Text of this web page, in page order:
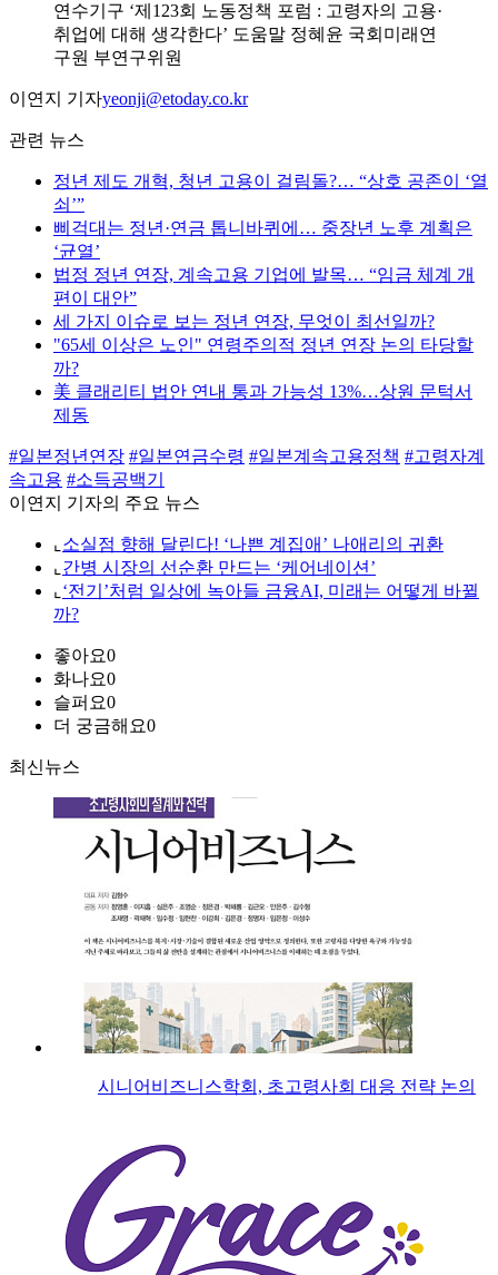
연수기구 ‘제123회 노동정책 포럼 : 고령자의 고용·
취업에 대해 생각한다’ 도움말 정혜윤 국회미래연
구원 부연구위원
이연지 기자yeonji@etoday.co.kr
관련 뉴스
정년 제도 개혁, 청년 고용이 걸림돌?… “상호 공존이 ‘열
쇠’”
삐걱대는 정년·연금 톱니바퀴에… 중장년 노후 계획은
‘균열’
법정 정년 연장, 계속고용 기업에 발목… “임금 체계 개
편이 대안”
세 가지 이슈로 보는 정년 연장, 무엇이 최선일까?
"65세 이상은 노인" 연령주의적 정년 연장 논의 타당할
까?
美 클래리티 법안 연내 통과 가능성 13%…상원 문턱서
제동
#일본정년연장 #일본연금수령 #일본계속고용정책 #고령자계
속고용 #소득공백기
이연지 기자의 주요 뉴스
⌞ 소실점 향해 달린다! ‘나쁜 계집애’ 나애리의 귀환
⌞ 간병 시장의 선순환 만드는 ‘케어네이션’
⌞ ‘전기’처럼 일상에 녹아들 금융AI, 미래는 어떻게 바뀔
까?
좋아요0
화나요0
슬퍼요0
더 궁금해요0
최신뉴스
시니어비즈니스학회, 초고령사회 대응 전략 논의